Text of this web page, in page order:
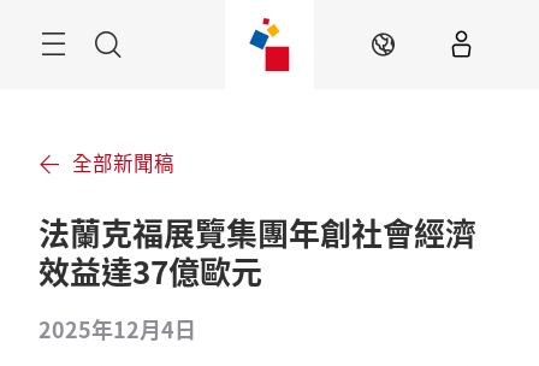
目
ZH
全部新聞稿
法蘭克福展覽集團年創社會經濟
效益達37億歐元
2025年12月4日